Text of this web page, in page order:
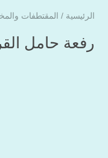
الرئيسية / المقتطفات
رفعة حامل